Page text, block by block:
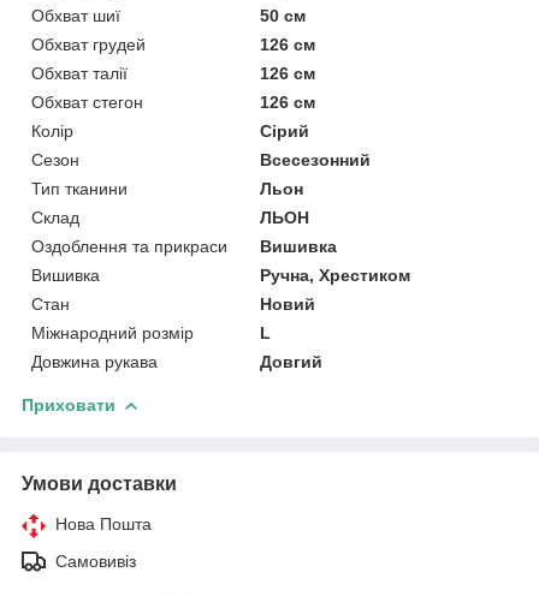
Обхват шиї
50 см
Обхват грудей
126 см
Обхват талії
126 см
Обхват стегон
126 см
Колір
Сірий
Сезон
Всесезонний
Тип тканини
Льон
Склад
ЛЬОН
Оздоблення та прикраси
Вишивка
Вишивка
Ручна, Хрестиком
Стан
Новий
Міжнародний розмір
L
Довжина рукава
Довгий
Приховати
Умови доставки
Нова Пошта
Самовивіз